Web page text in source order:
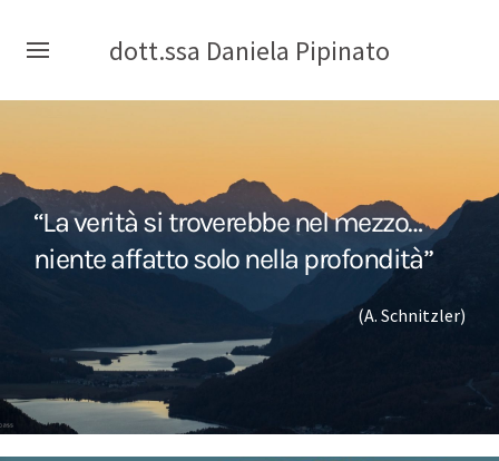
dott.ssa Daniela Pipinato
“La verità si troverebbe nel mezzo…
niente affatto solo nella profondità”
(A. Schnitzler)